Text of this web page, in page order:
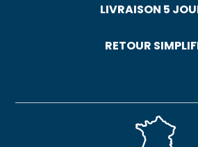
LIVRAISON 5
RETOUR